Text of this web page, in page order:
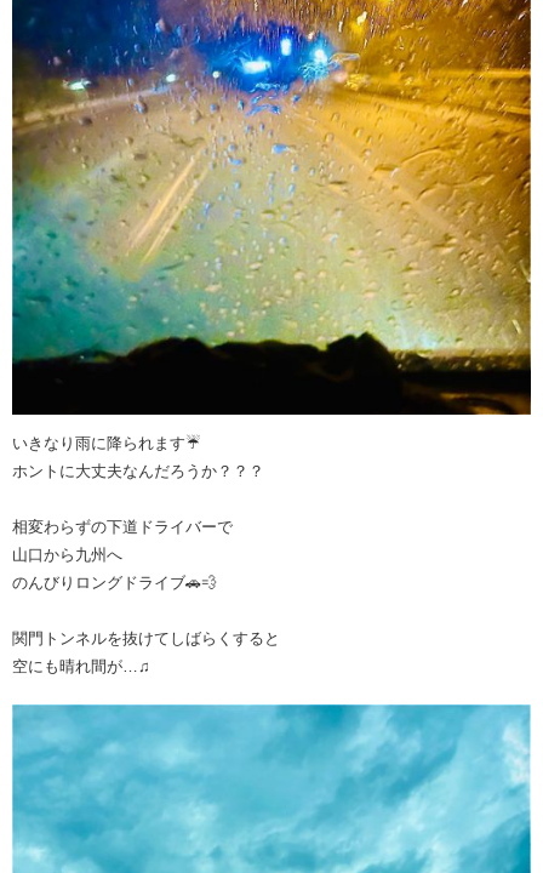
いきなり雨に降られます☔
ホントに大丈夫なんだろうか？？？
相変わらずの下道ドライバーで
山口から九州へ
のんびりロングドライブ🚗💨
関門トンネルを抜けてしばらくすると
空にも晴れ間が…♫